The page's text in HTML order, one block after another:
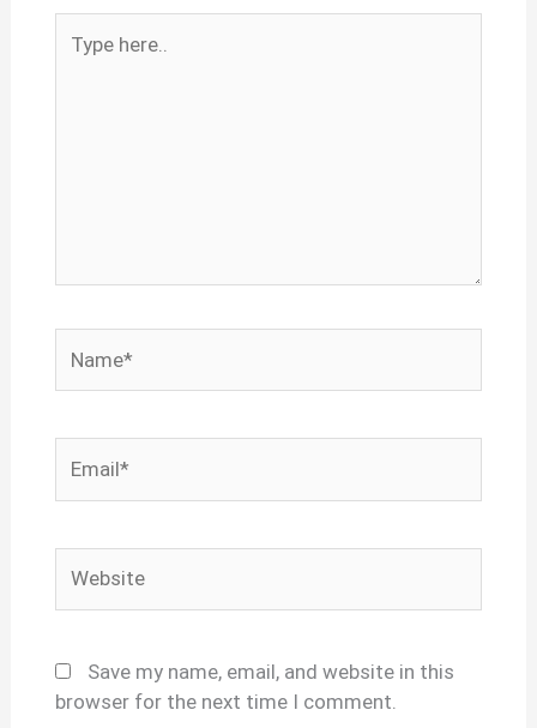
here..
Save my name, email, and website in this
browser for the next time I comment.